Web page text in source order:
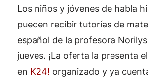
Los niños y jóvenes de habla
pueden recibir tutorías de
español de la profesora
jueves. ¡La oferta la presenta
en K24! organizado y ya